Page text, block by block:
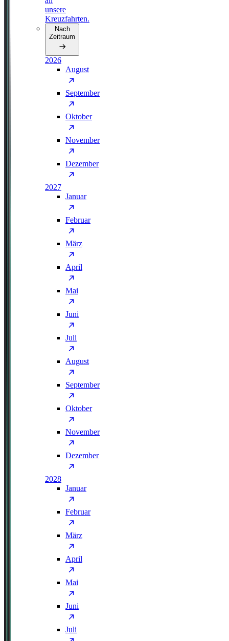
unsere
Kreuzfahrten.
Nach
Zeitraum
2026
August
September
Oktober
November
Dezember
2027
Januar
Februar
März
April
Mai
Juni
Juli
August
September
Oktober
November
Dezember
2028
Januar
Februar
März
April
Mai
Juni
Juli